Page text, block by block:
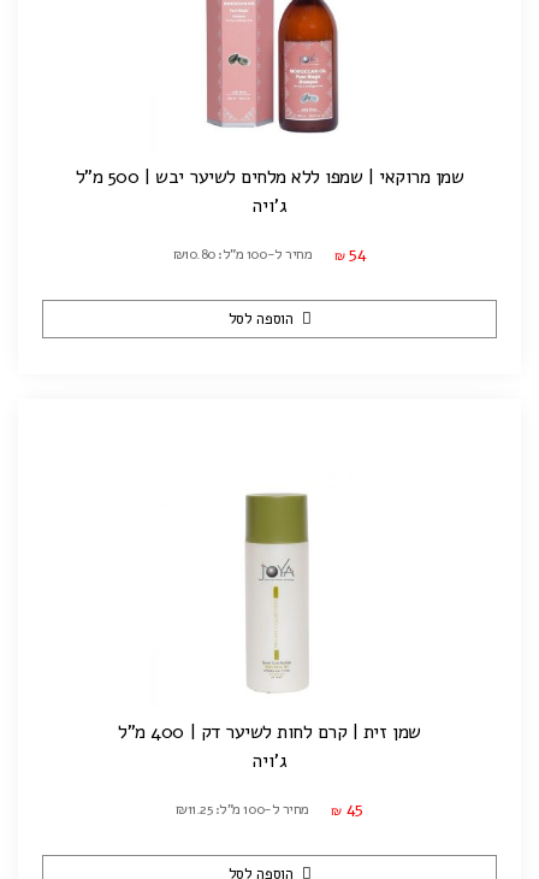
שמן מרוקאי | שמפו ללא מלחים לשיער יבש | 500 מ"ל
ג'ויה
₪ 54 מחיר ל-100 מ"ל: ₪10.80
הוספה לסל
שמן זית | קרם לחות לשיער דק | 400 מ"ל
ג'ויה
₪ 45 מחיר ל-100 מ"ל: ₪11.25
הוספה לסל